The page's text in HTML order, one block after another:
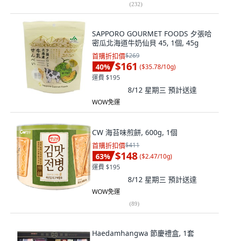
(232)
SAPPORO GOURMET FOODS 夕張哈
密瓜北海道牛奶仙貝 45, 1個, 45g
首購折扣價$269
40% $161 ($35.78/10g)
運費 $195
8/12 星期三 預計送達
WOW免運
CW 海苔味煎餅, 600g, 1個
首購折扣價$411
63% $148 ($2.47/10g)
運費 $195
8/12 星期三 預計送達
WOW免運
(89)
Haedamhangwa 節慶禮盒, 1套